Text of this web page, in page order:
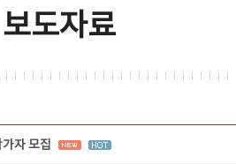
보도자료
자 모집